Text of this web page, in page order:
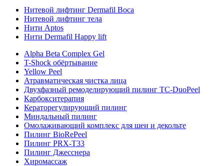
Нитевой лифтинг Dermafil Boca
Нитевой лифтинг тела
Нити Aptos
Нити Dermafil Happy lift
Alpha Beta Complex Gel
T-Shock обёртывание
Yellow Peel
Атравматическая чистка лица
Двухфазный ремоделирующий пилинг TC-DuoPeel
Карбокситерапия
Кераторегулирующий пилинг
Миндальный пилинг
Омолаживающий комплекс для шеи и декольте
Пилинг BioRePeel
Пилинг PRX-T33
Пилинг Джесснера
Хиромассаж